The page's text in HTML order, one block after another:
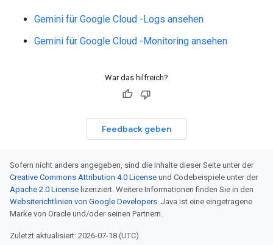
Gemini für Google Cloud -Logs ansehen
Gemini für Google Cloud -Monitoring ansehen
War das hilfreich?
Feedback geben
Sofern nicht anders angegeben, sind die Inhalte dieser Seite unter der
Creative Commons Attribution 4.0 License und Codebeispiele unter der
Apache 2.0 License lizenziert. Weitere Informationen finden Sie in den
Websiterichtlinien von Google Developers . Java ist eine eingetragene
Marke von Oracle und/oder seinen Partnern.
Zuletzt aktualisiert: 2026-07-18 (UTC).